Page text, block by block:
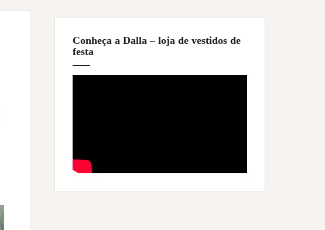
Conheça a Dalla – loja de vestidos de
festa